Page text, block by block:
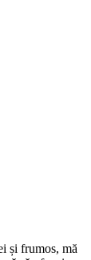
și frumos, mă